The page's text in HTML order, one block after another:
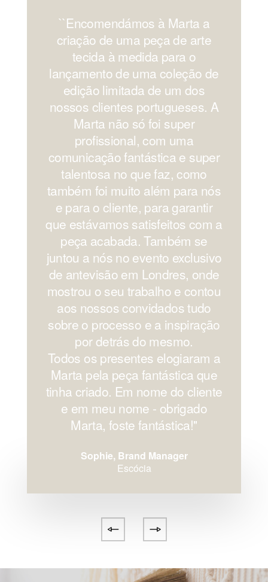
``Encomendámos à Marta a
criação de uma peça de arte
tecida à medida para o
lançamento de uma coleção de
edição limitada de um dos
nossos clientes portugueses. A
Marta não só foi super
profissional, com uma
comunicação fantástica e super
talentosa no que faz, como
também foi muito além para nós
e para o cliente, para garantir
que estávamos satisfeitos com a
peça acabada. Também se
juntou a nós no evento exclusivo
de antevisão em Londres, onde
mostrou o seu trabalho e contou
aos nossos convidados tudo
sobre o processo e a inspiração
por detrás do mesmo.
Todos os presentes elogiaram a
Marta pela peça fantástica que
tinha criado. Em nome do cliente
e em meu nome - obrigado
Marta, foste fantástica!''
Sophie, Brand Manager
Escócia